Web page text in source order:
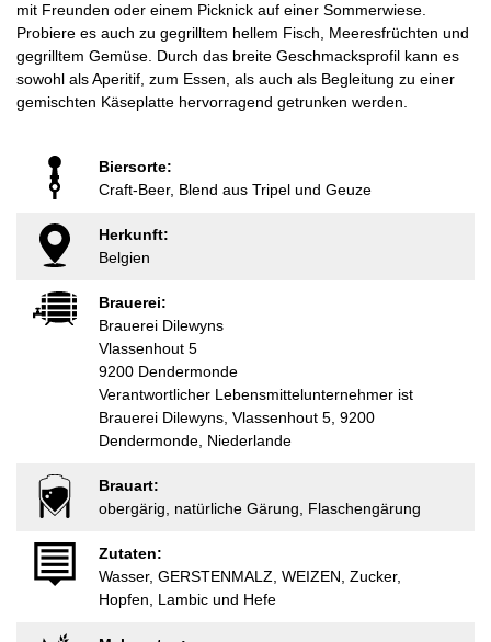
mit Freunden oder einem Picknick auf einer Sommerwiese.
Probiere es auch zu gegrilltem hellem Fisch, Meeresfrüchten und
gegrilltem Gemüse. Durch das breite Geschmacksprofil kann es
sowohl als Aperitif, zum Essen, als auch als Begleitung zu einer
gemischten Käseplatte hervorragend getrunken werden.
Biersorte:
Craft-Beer, Blend aus Tripel und Geuze
Herkunft:
Belgien
Brauerei:
Brauerei Dilewyns
Vlassenhout 5
9200 Dendermonde
Verantwortlicher Lebensmittelunternehmer ist
Brauerei Dilewyns, Vlassenhout 5, 9200
Dendermonde, Niederlande
Brauart:
obergärig, natürliche Gärung, Flaschengärung
Zutaten:
Wasser, GERSTENMALZ, WEIZEN, Zucker,
Hopfen, Lambic und Hefe